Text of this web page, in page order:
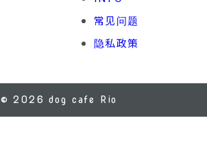
常见问题
隐私政策
© 2026 dog cafe Rio